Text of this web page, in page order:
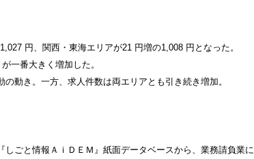
1,027 円、関西・東海エリアが21 円増の1,008 円となった。
一番大きく増加した。
動き。一方、求人件数は両エリアとも引き続き増加。
ごと情報ＡｉＤＥＭ』紙面データベースから、業務請負業に